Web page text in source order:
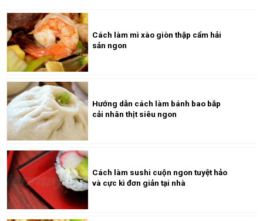
Cách làm mì xào giòn thập cẩm hải
sản ngon
Hướng dẫn cách làm bánh bao bắp
cải nhân thịt siêu ngon
Cách làm sushi cuộn ngon tuyệt hảo
và cực kì đơn giản tại nhà